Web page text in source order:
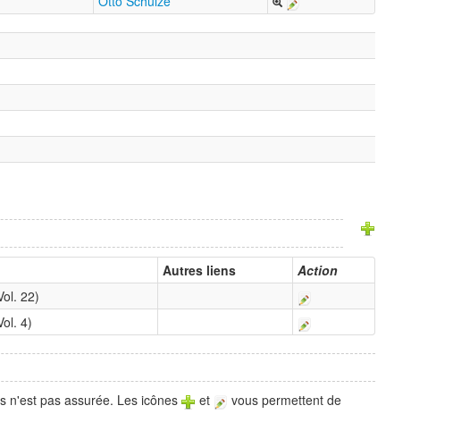
Autres liens
Action
22)
4)
n'est pas assurée. Les icônes et
vous permettent de